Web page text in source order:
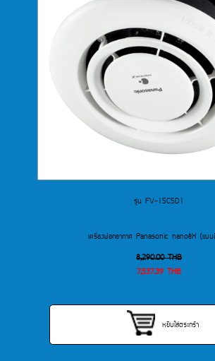
รุ่น FV-15CSD1
เครื่องฟอกอากาศ Panasonic nanoe™X (แบบ
8,290.00 THB
7,537.39 THB
หยิบใส่ตระกร้า